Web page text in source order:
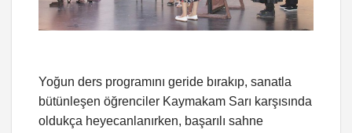
Yoğun ders programını geride bırakıp, sanatla
bütünleşen öğrenciler Kaymakam Sarı karşısında
oldukça heyecanlanırken, başarılı sahne